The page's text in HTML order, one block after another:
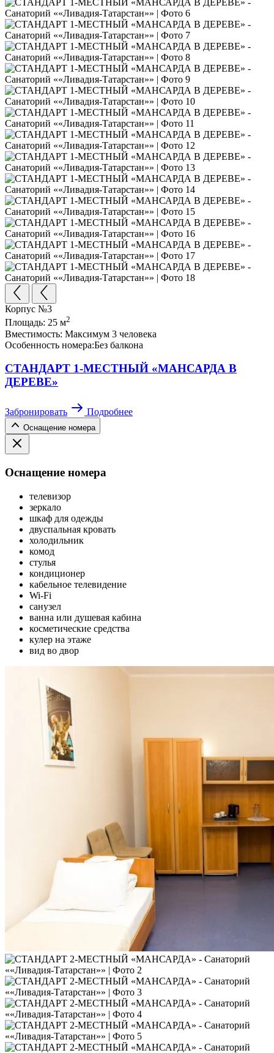
Корпус №3
Площадь: 25 м2
Вместимость: Максимум 3 человека
Особенность номера:Без балкона
СТАНДАРТ 1-МЕСТНЫЙ «МАНСАРДА В
ДЕРЕВЕ»
Забронировать Подробнее
Оснащение номера
Оснащение номера
телевизор
зеркало
шкаф для одежды
двуспальная кровать
холодильник
комод
стулья
кондиционер
кабельное телевидение
Wi-Fi
санузел
ванна или душевая кабина
косметические средства
кулер на этаже
вид во двор